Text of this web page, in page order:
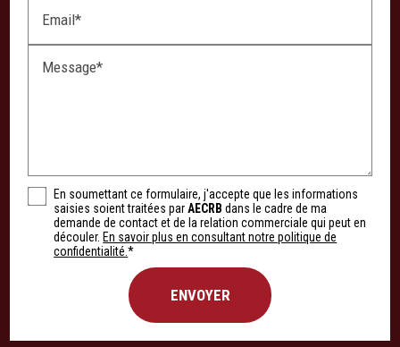
Email*
Message*
En soumettant ce formulaire, j'accepte que les informations
saisies soient traitées parAECRB dans le cadre de ma
demande de contact et de la relation commerciale qui peut en
découler. En savoir plus en consultant notre politique de
confidentialité.*